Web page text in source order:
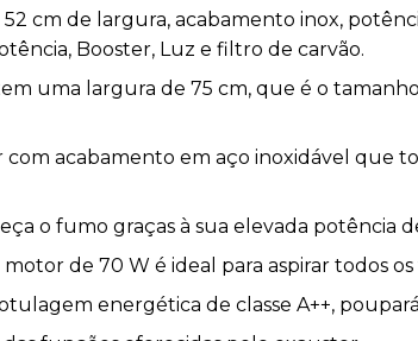
cm de largura, acabamento inox,
Booster, Luz e filtro de carvão.
uma largura de 75 cm, que é o
acabamento em aço inoxidável que
o fumo graças à sua elevada potência
de 70 W é ideal para aspirar todos
energética de classe A++,